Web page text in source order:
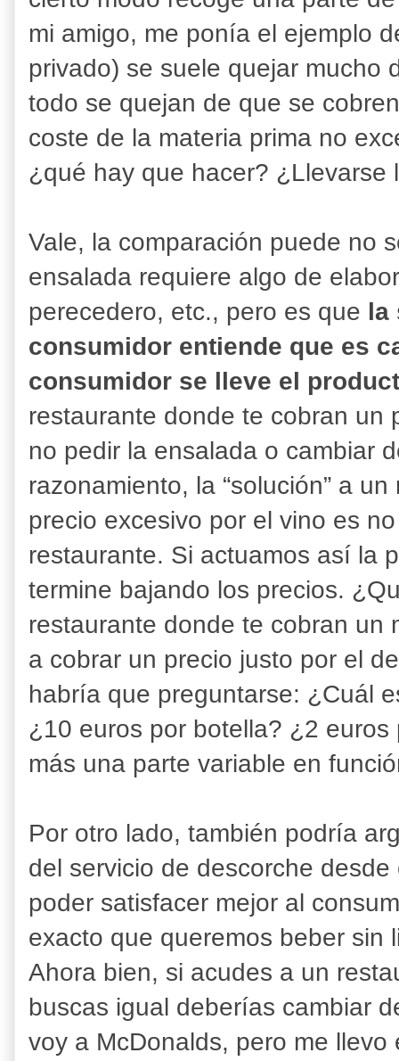
mi amigo, me ponía el ejemplo
privado) se suele quejar mucho
todo se quejan de que se
coste de la materia prima no
¿qué hay que hacer? ¿Llevarse
Vale, la comparación puede no
ensalada requiere algo de
perecedero, etc., pero es que la
consumidor entiende que es
consumidor se lleve el
restaurante donde te cobran un
no pedir la ensalada o cambiar
razonamiento, la “solución” a
precio excesivo por el vino es
restaurante. Si actuamos así la
termine bajando los precios.
restaurante donde te cobran un
a cobrar un precio justo por el
habría que preguntarse: ¿Cuál
¿10 euros por botella? ¿2
más una parte variable en
Por otro lado, también podría
del servicio de descorche
poder satisfacer mejor al
exacto que queremos beber sin
Ahora bien, si acudes a un
buscas igual deberías cambiar
voy a McDonalds, pero me